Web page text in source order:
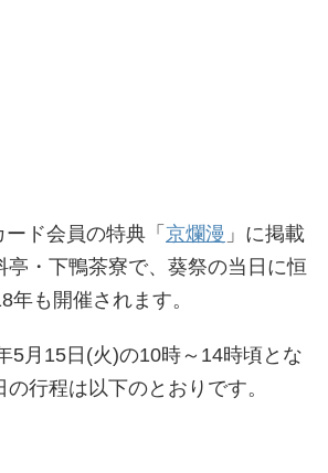
ド会員の特典「 京爛漫 」に掲載
亭・下鴨茶寮で、葵祭の当日に恒
年も開催されます。
5月15日(火)の10時～14時頃とな
行程は以下のとおりです。